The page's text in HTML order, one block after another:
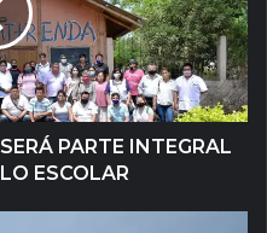
PARTE INTEGRAL
ESCOLAR